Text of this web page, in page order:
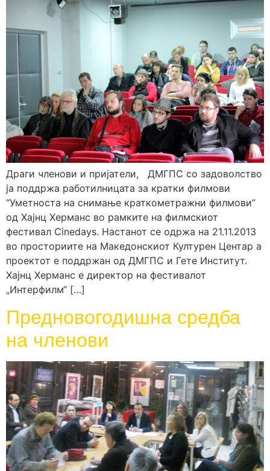
Драги членови и пријатели, ДМГПС со задоволство
ја поддржа работилницата за кратки филмови
“Уметноста на снимање краткометражни филмови”
од Хајнц Херманс во рамките на филмскиот
фестивал Cinedays. Настанот се одржа на 21.11.2013
во просториите на Македонскиот Културен Центар а
проектот е поддржан од ДМГПС и Гете Институт.
Хајнц Херманс е директор на фестивалот
„Интерфилм“ […]
Предновогодишна средба
на членови